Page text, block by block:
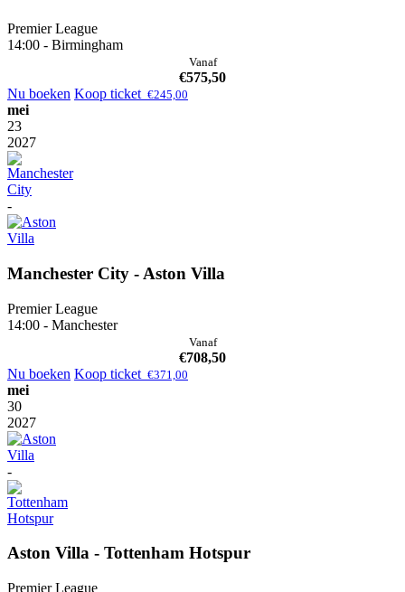
Premier League
14:00 - Birmingham
Vanaf
€575,50
Nu boeken Koop ticket €245,00
mei
23
2027
-
Manchester City - Aston Villa
Premier League
14:00 - Manchester
Vanaf
€708,50
Nu boeken Koop ticket €371,00
mei
30
2027
-
Aston Villa - Tottenham Hotspur
Premier League